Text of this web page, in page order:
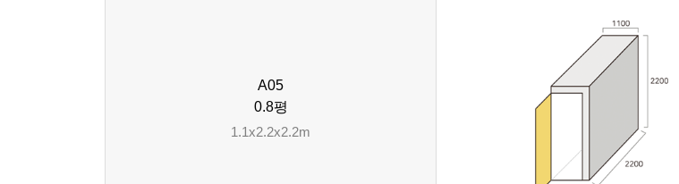
A05
0.8평
1.1x2.2x2.2m